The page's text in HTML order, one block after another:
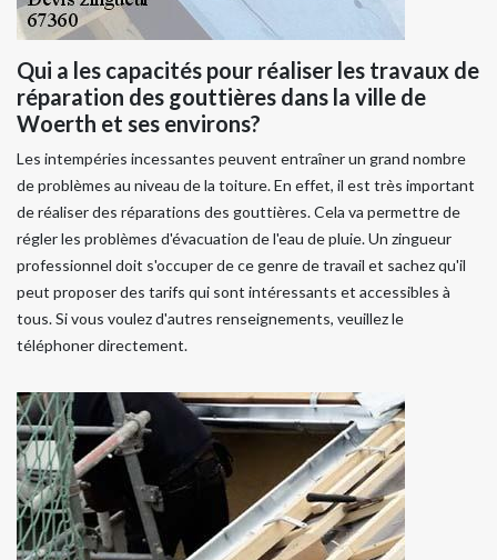
Qui a les capacités pour réaliser les travaux de
réparation des gouttières dans la ville de
Woerth et ses environs?
Les intempéries incessantes peuvent entraîner un grand nombre
de problèmes au niveau de la toiture. En effet, il est très important
de réaliser des réparations des gouttières. Cela va permettre de
régler les problèmes d'évacuation de l'eau de pluie. Un zingueur
professionnel doit s'occuper de ce genre de travail et sachez qu'il
peut proposer des tarifs qui sont intéressants et accessibles à
tous. Si vous voulez d'autres renseignements, veuillez le
téléphoner directement.